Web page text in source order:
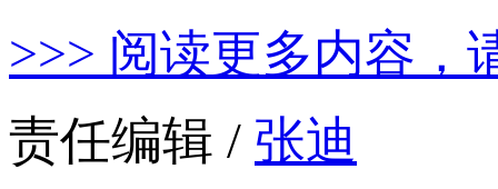
>>> 阅读更多内容，
责任编辑 / 张迪